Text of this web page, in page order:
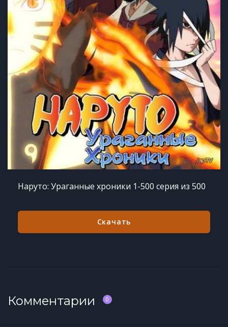
Наруто: Ураганные хроники 1-500 серия из 500
Скачать
Комментарии 0